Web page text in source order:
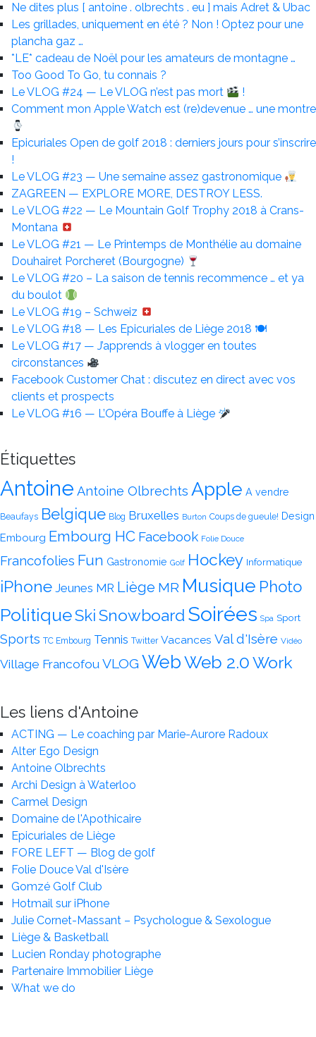
Ne dites plus [ antoine . olbrechts . eu ] mais Adret & Ubac
Les grillades, uniquement en été ? Non ! Optez pour une
plancha gaz …
*LE* cadeau de Noël pour les amateurs de montagne …
Too Good To Go, tu connais ?
Le VLOG #24 — Le VLOG n’est pas mort
!
Comment mon Apple Watch est (re)devenue … une montre
Epicuriales Open de golf 2018 : derniers jours pour s’inscrire
!
Le VLOG #23 — Une semaine assez gastronomique
ZAGREEN — EXPLORE MORE, DESTROY LESS.
Le VLOG #22 — Le Mountain Golf Trophy 2018 à Crans-
Montana
Le VLOG #21 — Le Printemps de Monthélie au domaine
Douhairet Porcheret (Bourgogne)
Le VLOG #20 – La saison de tennis recommence … et ya
du boulot
Le VLOG #19 – Schweiz
Le VLOG #18 — Les Epicuriales de Liège 2018 🍽
Le VLOG #17 — J’apprends à vlogger en toutes
circonstances
Facebook Customer Chat : discutez en direct avec vos
clients et prospects
Le VLOG #16 — L’Opéra Bouffe à Liège
Étiquettes
Antoine Antoine Olbrechts Apple A vendre
Beaufays Belgique Blog Bruxelles Burton Coups de gueule! Design
Embourg Embourg HC Facebook Folie Douce
Francofolies Fun Gastronomie Golf Hockey Informatique
iPhone Jeunes MR Liège MR Musique Photo
PolitiqueSkiSnowboard Soirées Spa Sport
Sports TC Embourg Tennis Twitter Vacances Val d'Isère Vidéo
Village Francofou VLOG WebWeb 2.0Work
Les liens d'Antoine
ACTING — Le coaching par Marie-Aurore Radoux
Alter Ego Design
Antoine Olbrechts
Archi Design à Waterloo
Carmel Design
Domaine de l'Apothicaire
Epicuriales de Liège
FORE LEFT — Blog de golf
Folie Douce Val d'Isère
Gomzé Golf Club
Hotmail sur iPhone
Julie Cornet-Massant – Psychologue & Sexologue
Liège & Basketball
Lucien Ronday photographe
Partenaire Immobilier Liège
What we do